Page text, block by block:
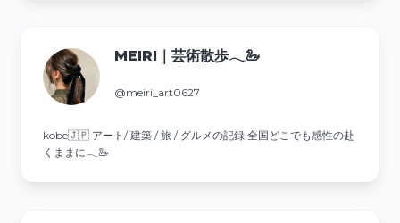
MEIRI｜芸術散歩𓂃🦢
@meiri_art0627
kobe🇯🇵 アート/ 建築 / 旅 / グルメの記録 全国どこでも感性の赴
くままに𓂃🦢